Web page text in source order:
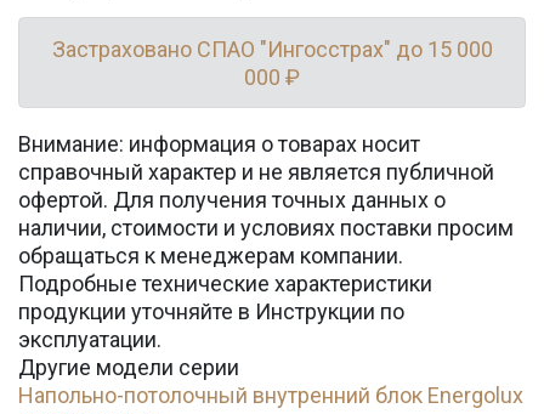
Застраховано СПАО "Ингосстрах" до 15 000
000 ₽
Внимание: информация о товарах носит
справочный характер и не является публичной
офертой. Для получения точных данных о
наличии, стоимости и условиях поставки просим
обращаться к менеджерам компании.
Подробные технические характеристики
продукции уточняйте в Инструкции по
эксплуатации.
Другие модели серии
Напольно-потолочный внутренний блок Energolux